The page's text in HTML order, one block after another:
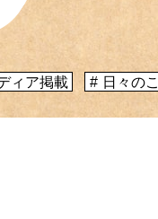
ィア掲載 日々の